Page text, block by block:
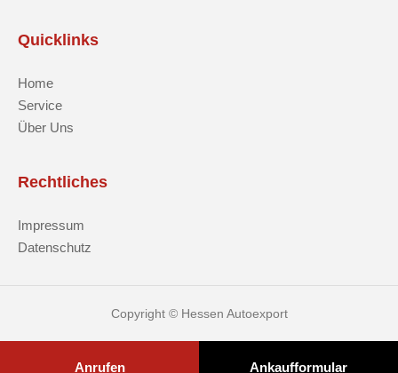
Quicklinks
Home
Service
Über Uns
Rechtliches
Impressum
Datenschutz
Copyright © Hessen Autoexport
Anrufen Ankaufformular